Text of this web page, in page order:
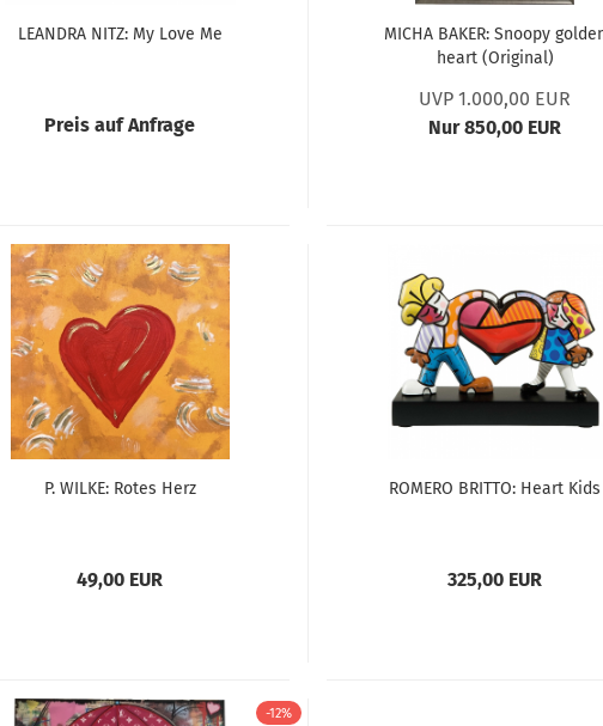
LEANDRA NITZ: My Love Me
Preis auf Anfrage
MICHA BAKER: Snoopy
heart (Original)
UVP 1.000,00 EUR
Nur 850,00 EUR
P. WILKE: Rotes Herz
49,00 EUR
ROMERO BRITTO: Heart Kids
325,00 EUR
-12%